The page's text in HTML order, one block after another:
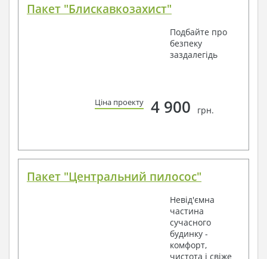
Пакет "Блискавкозахист"
Подбайте про
безпеку
заздалегідь
Ціна проекту 4 900 грн.
Пакет "Центральний пилосос"
Невід'ємна
частина
сучасного
будинку -
комфорт,
чистота і свіже